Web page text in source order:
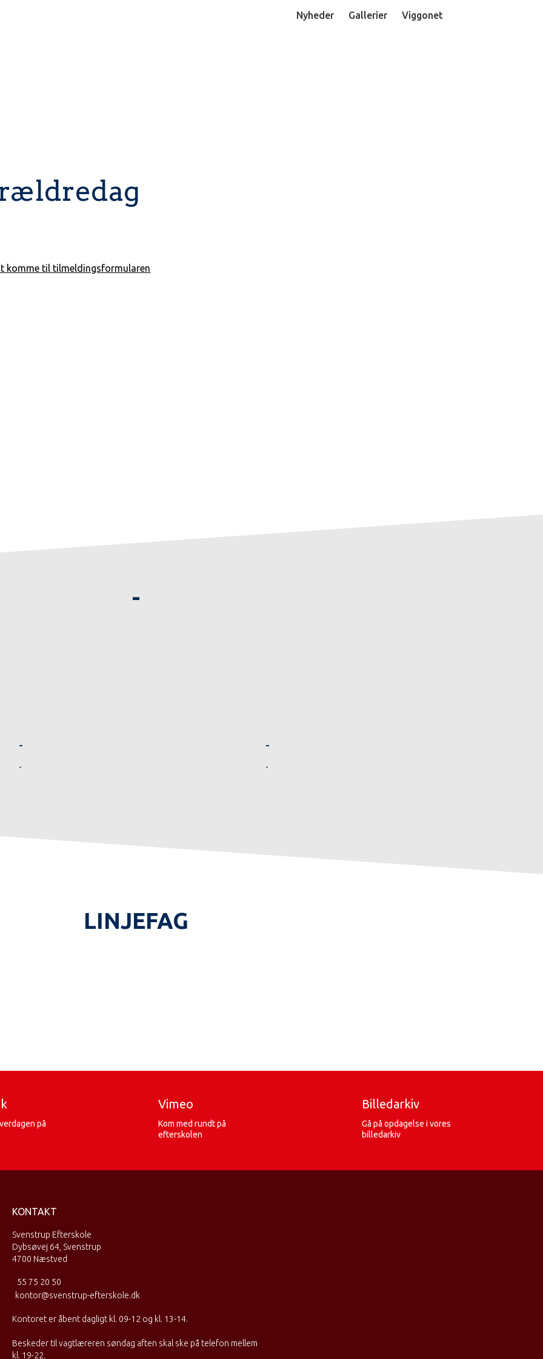
Nyheder Gallerier Viggonet
komme til tilmeldingsformularen
-
-
-
-
-
LINJEFAG
på
Vimeo
Kom med rundt på
efterskolen
Billedarkiv
Gå på opdagelse i vores
billedarkiv
KONTAKT
Svenstrup Efterskole
Dybsøvej 64, Svenstrup
4700 Næstved
55 75 20 50
kontor@svenstrup-efterskole.dk
Kontoret er åbent dagligt kl. 09-12 og kl. 13-14.
Beskeder til vagtlæreren søndag aften skal ske på telefon mellem
kl. 19-22.